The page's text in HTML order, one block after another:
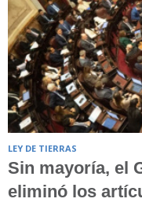
LEY DE TIERRAS
Sin mayoría, el
eliminó los